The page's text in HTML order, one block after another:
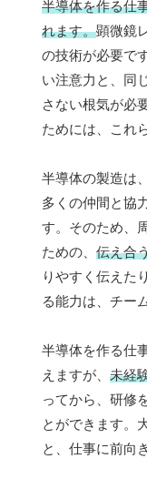
半導体を作る仕
れます。顕微鏡
の技術が必要で
い注意力と、同
さない根気が必
ためには、これ
半導体の製造は
多くの仲間と協
す。そのため、
ための、 伝え合
りやすく伝えた
る能力は、チー
半導体を作る仕
えますが、 未経
ってから、研修
とができます。
と、仕事に前向